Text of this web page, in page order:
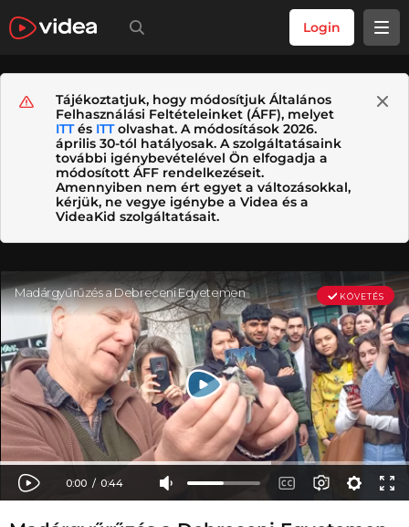
Login
Tájékoztatjuk, hogy módosítjuk Általános
Felhasználási Feltételeinket (ÁFF), melyet
ITTés ITTolvashat. A módosítások 2026.
április 30-tól hatályosak. A szolgáltatásaink
további igénybevételével Ön elfogadja a
módosított ÁFF rendelkezéseit.
Amennyiben nem ért egyet a változásokkal,
kérjük, ne vegye igénybe a Videa és a
VideaKid szolgáltatásait.